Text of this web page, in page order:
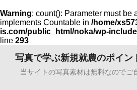
Warning: count(): Parameter must be
implements Countable in /home/
is.com/public_html/noka/wp-
line 293
写真で学ぶ新規就農のポイン
当サイトの写真素材は無料なのでご